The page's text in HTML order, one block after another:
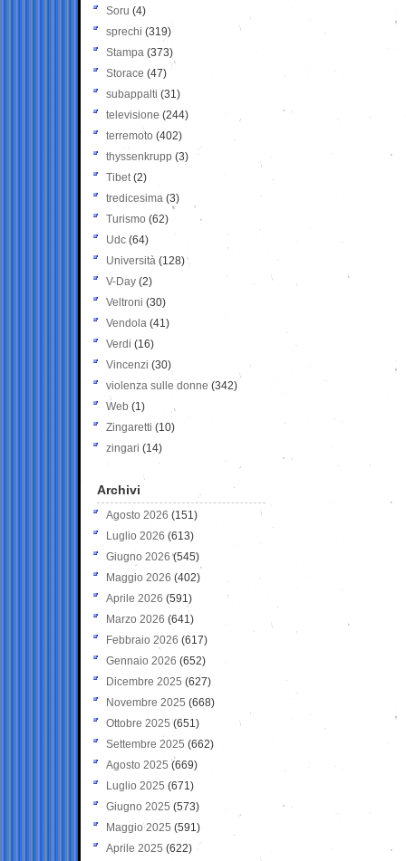
Soru (4)
sprechi (319)
Stampa (373)
Storace (47)
subappalti (31)
televisione(244)
terremoto (402)
thyssenkrupp (3)
Tibet(2)
tredicesima (3)
Turismo (62)
Udc (64)
Università (128)
V-Day (2)
Veltroni (30)
Vendola (41)
Verdi (16)
Vincenzi (30)
violenza sulle donne (342)
Web (1)
Zingaretti (10)
zingari (14)
Archivi
Agosto 2026 (151)
Luglio 2026 (613)
Giugno 2026 (545)
Maggio 2026 (402)
Aprile 2026 (591)
Marzo 2026 (641)
Febbraio 2026 (617)
Gennaio 2026 (652)
Dicembre 2025 (627)
Novembre 2025 (668)
Ottobre 2025 (651)
Settembre 2025 (662)
Agosto 2025 (669)
Luglio 2025 (671)
Giugno 2025 (573)
Maggio 2025 (591)
Aprile 2025 (622)